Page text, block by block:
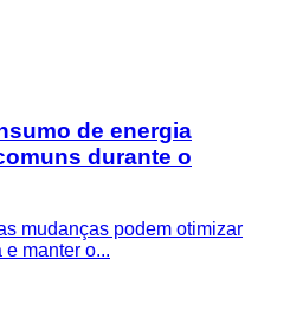
de energia
durante o
mudanças podem otimizar
manter o...